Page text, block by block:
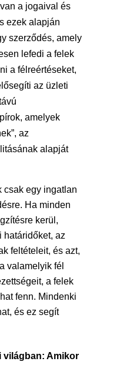
a jogaival és
ezek alapján
szerződés, amely
lefedi a felek
a félreértéseket,
az üzleti
amelyek
az
alapját
csak egy ingatlan
Ha minden
kerül,
határidőket, az
feltételeit, és azt,
valamelyik fél
a felek
fenn. Mindenki
és ez segít
világban: Amikor